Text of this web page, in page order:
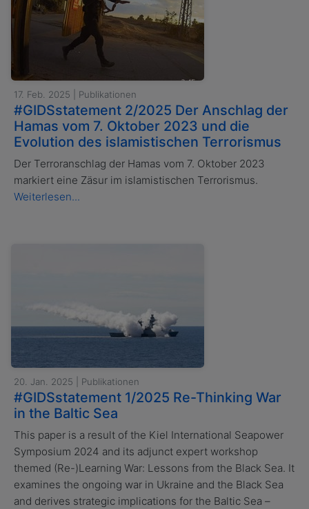
17. Feb. 2025 | Publikationen
#GIDSstatement 2/2025 Der Anschlag der
Hamas vom 7. Oktober 2023 und die
Evolution des islamistischen Terrorismus
Der Terroranschlag der Hamas vom 7. Oktober 2023
markiert eine Zäsur im islamistischen Terrorismus.
Weiterlesen...
20. Jan. 2025 | Publikationen
#GIDSstatement 1/2025 Re-Thinking War
in the Baltic Sea
This paper is a result of the Kiel International Seapower
Symposium 2024 and its adjunct expert workshop
themed (Re-)Learning War: Lessons from the Black Sea. It
examines the ongoing war in Ukraine and the Black Sea
and derives strategic implications for the Baltic Sea –